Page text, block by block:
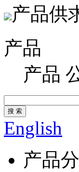
产品供
产品
产品
搜 索
English
产品